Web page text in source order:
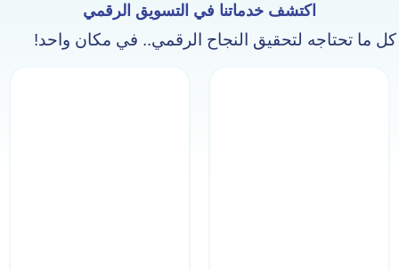
اكتشف خدماتنا في التسويق الرقمي
كل ما تحتاجه لتحقيق النجاح الرقمي.. في مكان واحد!